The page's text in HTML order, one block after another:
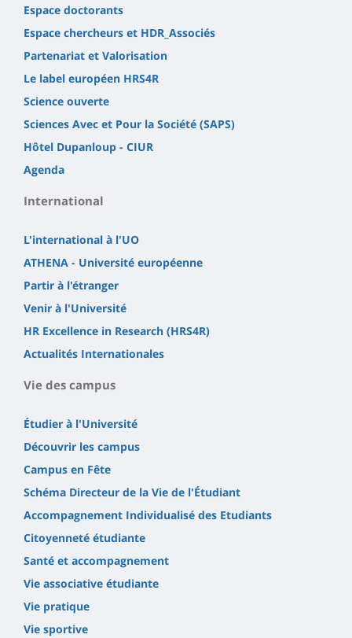
Espace doctorants
Espace chercheurs et HDR_Associés
Partenariat et Valorisation
Le label européen HRS4R
Science ouverte
Sciences Avec et Pour la Société (SAPS)
Hôtel Dupanloup - CIUR
Agenda
International
L'international à l'UO
ATHENA - Université européenne
Partir à l'étranger
Venir à l'Université
HR Excellence in Research (HRS4R)
Actualités Internationales
Vie des campus
Étudier à l'Université
Découvrir les campus
Campus en Fête
Schéma Directeur de la Vie de l'Étudiant
Accompagnement Individualisé des Etudiants
Citoyenneté étudiante
Santé et accompagnement
Vie associative étudiante
Vie pratique
Vie sportive